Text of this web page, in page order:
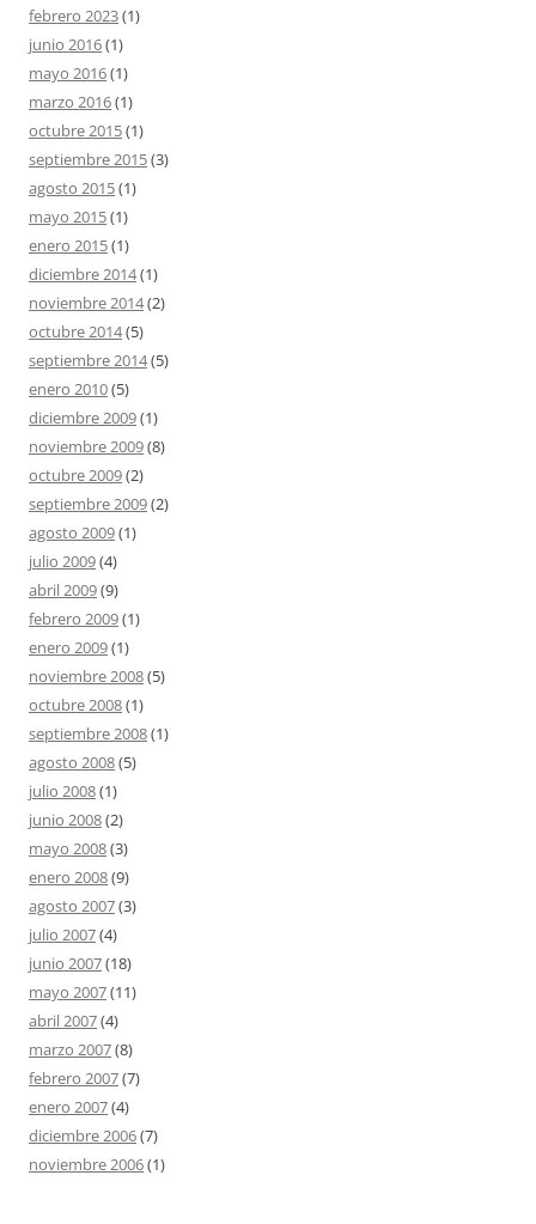
febrero 2023(1)
junio 2016(1)
mayo 2016(1)
marzo 2016(1)
octubre 2015(1)
septiembre 2015(3)
agosto 2015(1)
mayo 2015(1)
enero 2015(1)
diciembre 2014(1)
noviembre 2014(2)
octubre 2014(5)
septiembre 2014(5)
enero 2010(5)
diciembre 2009(1)
noviembre 2009(8)
octubre 2009(2)
septiembre 2009(2)
agosto 2009(1)
julio 2009(4)
abril 2009(9)
febrero 2009(1)
enero 2009(1)
noviembre 2008(5)
octubre 2008(1)
septiembre 2008(1)
agosto 2008(5)
julio 2008(1)
junio 2008(2)
mayo 2008(3)
enero 2008(9)
agosto 2007(3)
julio 2007(4)
junio 2007(18)
mayo 2007(11)
abril 2007(4)
marzo 2007(8)
febrero 2007(7)
enero 2007(4)
diciembre 2006(7)
noviembre 2006(1)